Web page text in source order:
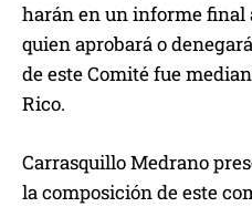
harán en un informe final
quien aprobará o
de este Comité fue
Rico.
Carrasquillo Medrano
la composición de este